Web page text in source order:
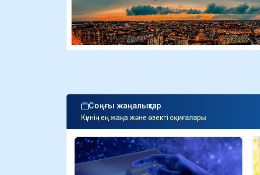
Соңғы жаңалықтар
Күннің ең жаңа және өзекті оқиғалары